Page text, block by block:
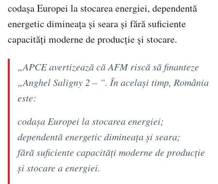
codașa Europei la stocarea energiei, dependentă
energetic dimineața și seara și fără suficiente
capacități moderne de producție și stocare.
„APCE avertizează că AFM riscă să finanteze
„Anghel Saligny 2 – ”. În același timp, România
este:
codașa Europei la stocarea energiei;
dependentă energetic dimineața și seara;
fără suficiente capacități moderne de producție
și stocare a energiei.